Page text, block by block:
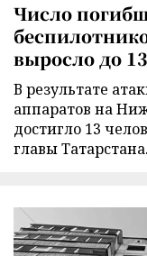
Число
выросло до
В результате
аппаратов на
достигло 13
главы Татарстана.